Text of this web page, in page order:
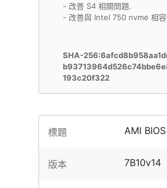
- 改善 S4 相關問題.
- 改善與 Intel 750 nvme 相容
SHA-
193c20f322
標題 AMI BIOS
版本 7B10v14